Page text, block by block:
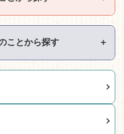
ことから探す ＋